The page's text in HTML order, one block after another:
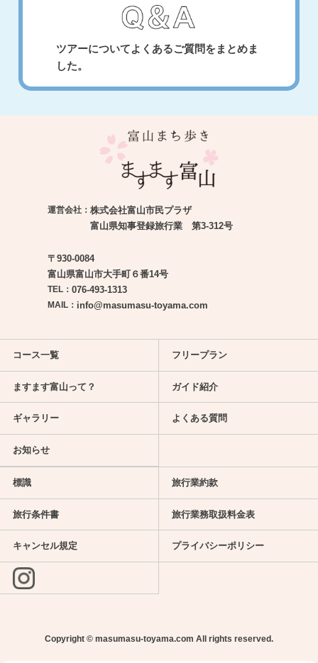
ツアーについてよくあるご質問をまとめま
した。
運営会社：株式会社富山市民プラザ
富山県知事登録旅行業 第3-312号
〒930-0084
富山県富山市大手町６番14号
TEL：076-493-1313
MAIL： info@masumasu-toyama.com
コース一覧 フリープラン
ますます富山って？ ガイド紹介
ギャラリー よくある質問
お知らせ
標識 旅行業約款
旅行条件書 旅行業務取扱料金表
キャンセル規定 プライバシーポリシー
Copyright © masumasu-toyama.com All rights reserved.